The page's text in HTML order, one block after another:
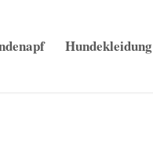
Hundekleidung